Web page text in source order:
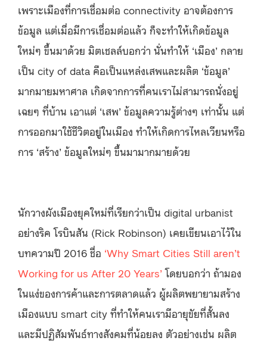
เพราะเมืองที่การเชื่อมต่อ connectivity อาจต้องการ
ข้อมูล แต่เมื่อมีการเชื่อมต่อแล้ว ก็จะทำให้เกิดข้อมูล
ใหม่ๆ ขึ้นมาด้วย มิตเชลล์บอกว่า นั่นทำให้ ‘เมือง’ กลาย
เป็น city of data คือเป็นแหล่งเสพและผลิต ‘ข้อมูล’
มากมายมหาศาล เกิดจากการที่คนเราไม่สามารถนั่งอยู่
เฉยๆ ที่บ้าน เอาแต่ ‘เสพ’ ข้อมูลความรู้ต่างๆ เท่านั้น แต่
การออกมาใช้ชีวิตอยู่ในเมือง ทำให้เกิดการไหลเวียนหรือ
การ ‘สร้าง’ ข้อมูลใหม่ๆ ขึ้นมามากมายด้วย
นักวางผังเมืองยุคใหม่ที่เรียกว่าเป็น digital urbanist
อย่างริค โรบินสัน (Rick Robinson) เคยเขียนเอาไว้ใน
บทความปี 2016 ชื่อ ‘Why Smart Cities Still aren’t
Working for us After 20 Years’ โดยบอกว่า ถ้ามอง
ในแง่ของการค้าและการตลาดแล้ว ผู้ผลิตพยายามสร้าง
เมืองแบบ smart city ที่ทำให้คนเรามีอายุขัยที่สั้นลง
และมีปฏิสัมพันธ์ทางสังคมที่น้อยลง ตัวอย่างเช่น ผลิต